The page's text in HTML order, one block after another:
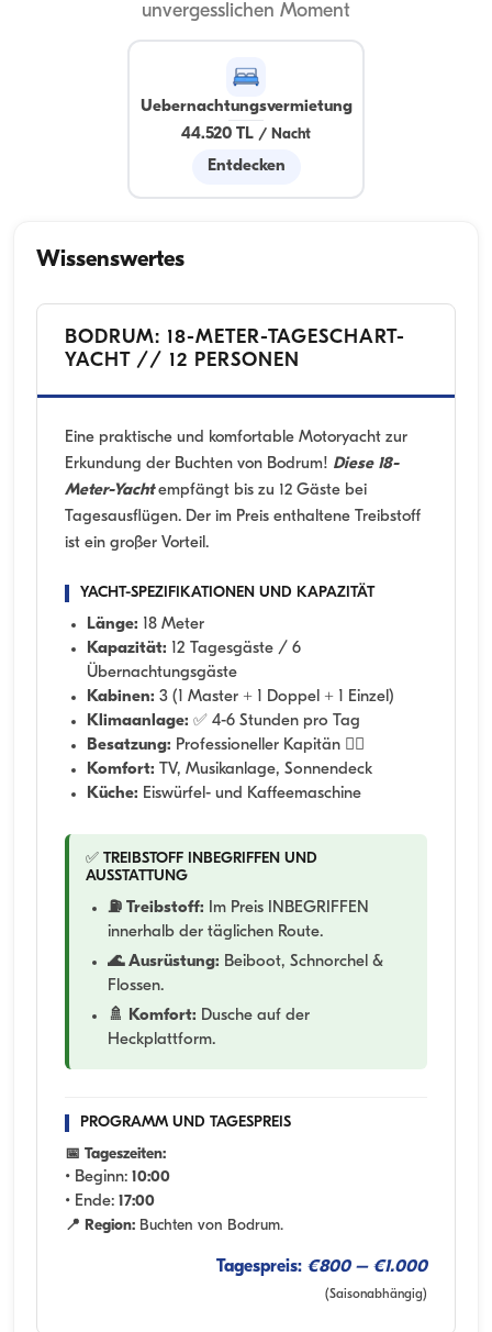
unvergesslichen Moment
Uebernachtungsvermietung
44.520 TL / Nacht
Entdecken
Wissenswertes
BODRUM: 18-METER-TAGESCHART-
YACHT // 12 PERSONEN
Eine praktische und komfortable Motoryacht zur
Erkundung der Buchten von Bodrum! Diese 18-
Meter-Yachtempfängt bis zu 12 Gäste bei
Tagesausflügen. Der im Preis enthaltene Treibstoff
ist ein großer Vorteil.
YACHT-SPEZIFIKATIONEN UND KAPAZITÄT
Länge: 18 Meter
Kapazität: 12 Tagesgäste / 6
Übernachtungsgäste
Kabinen: 3 (1 Master + 1 Doppel + 1 Einzel)
Klimaanlage: ✅ 4-6 Stunden pro Tag
Besatzung: Professioneller Kapitän 👨‍✈️
Komfort: TV, Musikanlage, Sonnendeck
Küche: Eiswürfel- und Kaffeemaschine
✅ TREIBSTOFF INBEGRIFFEN UND
AUSSTATTUNG
⛽ Treibstoff: Im Preis INBEGRIFFEN
innerhalb der täglichen Route.
🌊 Ausrüstung: Beiboot, Schnorchel &
Flossen.
🚿 Komfort: Dusche auf der
Heckplattform.
PROGRAMM UND TAGESPREIS
📅 Tageszeiten:
• Beginn: 10:00
• Ende: 17:00
📍 Region: Buchten von Bodrum.
Tagespreis: €800 – €1.000
(Saisonabhängig)